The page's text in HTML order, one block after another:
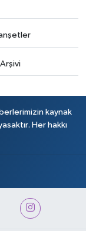
kaynak
Her hakkı